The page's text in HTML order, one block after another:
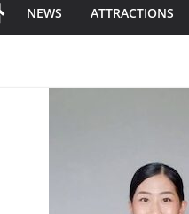
NEWS ATTRACTIONS